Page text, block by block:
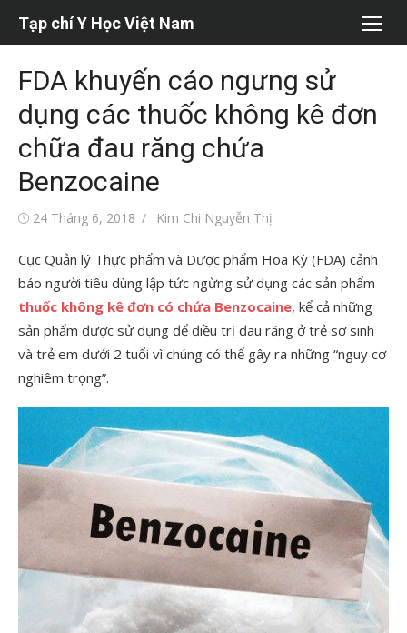
dung
Tạp chí Y Học Việt Nam
FDA khuyến cáo ngưng sử
dụng các thuốc không kê đơn
chữa đau răng chứa
Benzocaine
Đăng24 Tháng 6, 2018
Tác
Kim Chi Nguyễn Thị
Cục Quản lý Thực phẩm và Dược phẩm Hoa Kỳ (FDA) cảnh
báo người tiêu dùng lập tức ngừng sử dụng các sản phẩm
thuốc không kê đơn có chứa Benzocaine, kể cả những
sản phẩm được sử dụng để điều trị đau răng ở trẻ sơ sinh
và trẻ em dưới 2 tuổi vì chúng có thể gây ra những “nguy cơ
nghiêm trọng”.